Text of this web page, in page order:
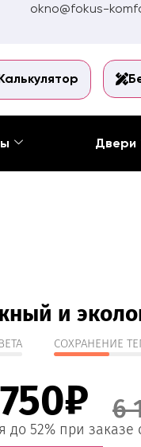
okno@fokus-
Двери
и
СОХРАНЕНИЕ
6
до 52% при заказе